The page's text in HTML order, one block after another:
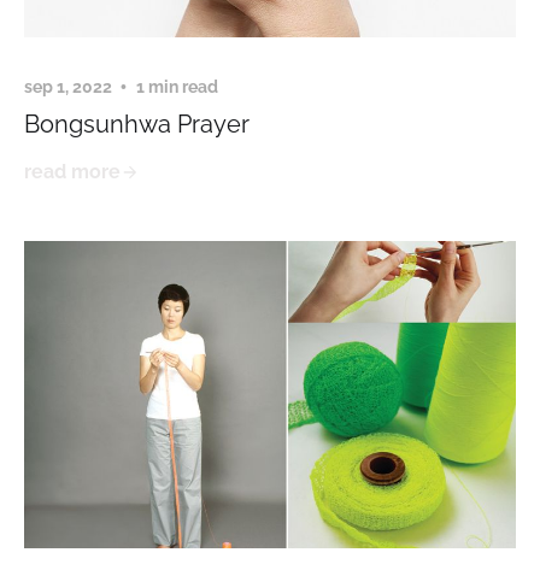
sep 1, 2022 1 min read
Bongsunhwa Prayer
read more